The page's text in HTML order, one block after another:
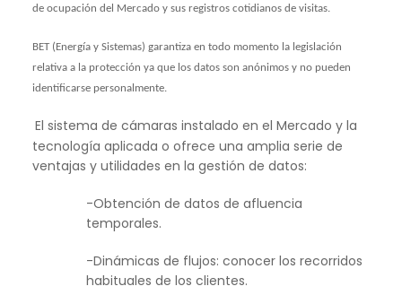
de ocupación del Mercado y sus registros cotidianos de visitas.
BET (Energía y Sistemas) garantiza en todo momento la legislación
relativa a la protección ya que los datos son anónimos y no pueden
identificarse personalmente.
El sistema de cámaras instalado en el Mercado y la
tecnología aplicada o ofrece una amplia serie de
ventajas y utilidades en la gestión de datos:
-Obtención de datos de afluencia
temporales.
-Dinámicas de flujos: conocer los recorridos
habituales de los clientes.